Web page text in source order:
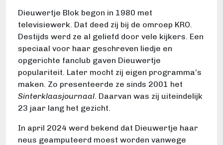
Dieuwertje Blok begon in 1980 met
televisiewerk. Dat deed zij bij de omroep KRO.
Destijds werd ze al geliefd door vele kijkers. Een
speciaal voor haar geschreven liedje en
opgerichte fanclub gaven Dieuwertje
populariteit. Later mocht zij eigen programma’s
maken. Zo presenteerde ze sinds 2001 het
Sinterklaasjournaal . Daarvan was zij uiteindelijk
23 jaar lang het gezicht.
In april 2024 werd bekend dat Dieuwertje haar
neus geamputeerd moest worden vanwege